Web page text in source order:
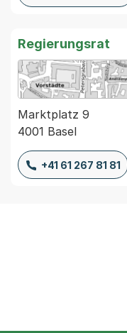
Regierungsrat
Marktplatz 9
4001 Basel
+41 61 267 81 81